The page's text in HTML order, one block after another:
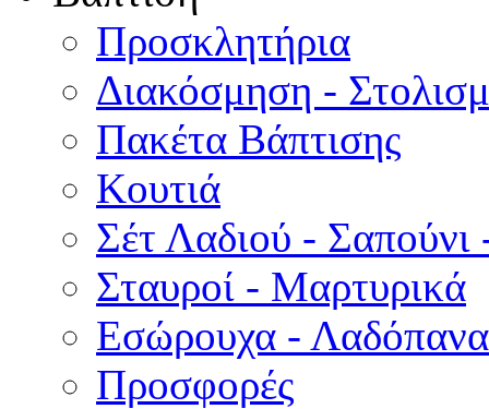
Προσκλητήρια
Διακόσμηση -
Πακέτα Βάπτισης
Κουτιά
Σέτ Λαδιού - Σαπούνι
Σταυροί - Μαρτυρικά
Εσώρουχα -
Προσφορές